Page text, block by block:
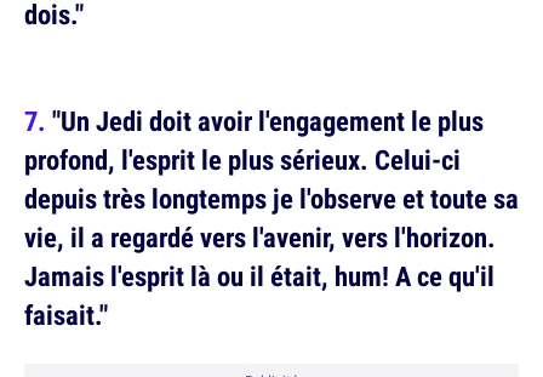
dois."
"Un Jedi doit avoir l'engagement le plus
profond, l'esprit le plus sérieux. Celui-ci
depuis très longtemps je l'observe et toute sa
vie, il a regardé vers l'avenir, vers l'horizon.
Jamais l'esprit là ou il était, hum! A ce qu'il
faisait."